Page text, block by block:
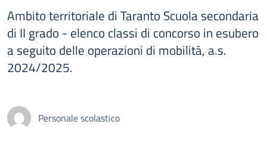
Ambito territoriale di Taranto Scuola secondaria
di II grado - elenco classi di concorso in esubero
a seguito delle operazioni di mobilità, a.s.
2024/2025.
Personale scolastico